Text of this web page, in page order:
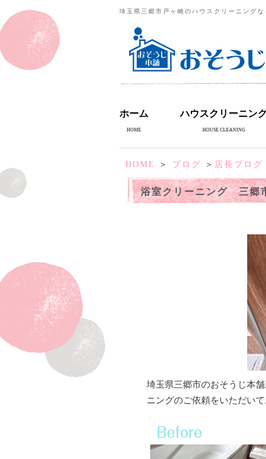
埼玉県三郷市戸ヶ崎のハウスクリーニング
ホーム
HOME
ハウスクリーニン
HOUSE CLEANING
HOME ＞ ブログ ＞ 店長ブログ
浴室クリーニング 三郷
埼玉県三郷市のおそうじ本
ニングのご依頼をいただい